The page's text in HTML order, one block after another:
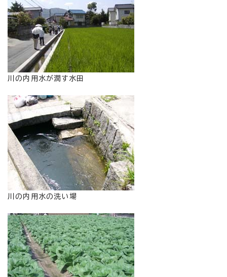
川の内用水が潤す水田
川の内用水の洗い場